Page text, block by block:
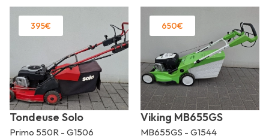
395€
Tondeuse Solo
Primo 550R - G1506
650€
Viking MB655GS
MB655GS - G1544